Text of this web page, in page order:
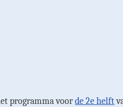
programma voorde 2e helft